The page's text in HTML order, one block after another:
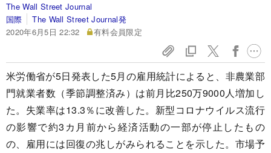
The Wall Street Journal
国際
The Wall Street Journal発
2020年6月5日 22:32
有料会員限定
米労働省が5日発表した5月の雇用統計によると、非農業部
門就業者数（季節調整済み）は前月比250万9000人増加し
た。失業率は13.3％に改善した。新型コロナウイルス流行
の影響で約3カ月前から経済活動の一部が停止したもの
の、雇用には回復の兆しがみられることを示した。市場予